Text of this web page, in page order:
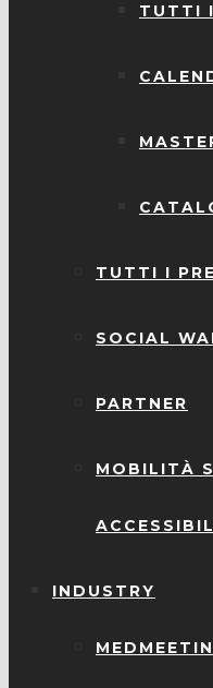
TUTTI
TUTTI I
SOCIAL
PARTNER
MOBILITÀ
INDUSTRY